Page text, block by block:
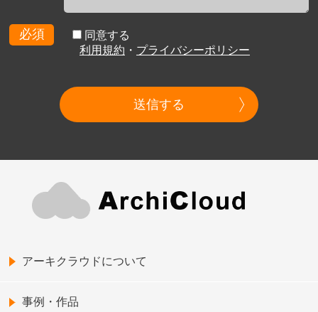
必須
同意する
利用規約 ・ プライバシーポリシー
送信する
アーキクラウドについて
事例・作品